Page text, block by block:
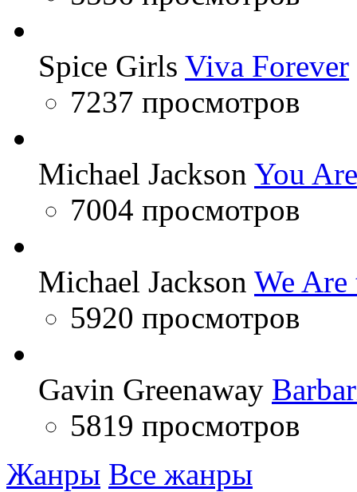
Spice Girls Viva Forever
7237 просмотров
Michael Jackson You
7004 просмотров
Michael Jackson We
5920 просмотров
Gavin Greenaway
5819 просмотров
Жанры Все жанры